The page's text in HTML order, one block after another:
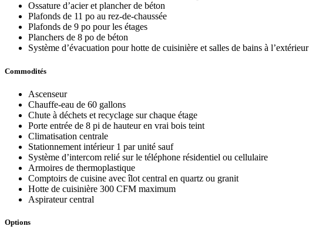
Ossature d’acier et plancher de béton
Plafonds de 11 po au rez-de-chaussée
Plafonds de 9 po pour les étages
Planchers de 8 po de béton
Système d’évacuation pour hotte de cuisinière et salles de bains à l’extérieur
Commodités
Ascenseur
Chauffe-eau de 60 gallons
Chute à déchets et recyclage sur chaque étage
Porte entrée de 8 pi de hauteur en vrai bois teint
Climatisation centrale
Stationnement intérieur 1 par unité sauf
Système d’intercom relié sur le téléphone résidentiel ou cellulaire
Armoires de thermoplastique
Comptoirs de cuisine avec îlot central en quartz ou granit
Hotte de cuisinière 300 CFM maximum
Aspirateur central
Options